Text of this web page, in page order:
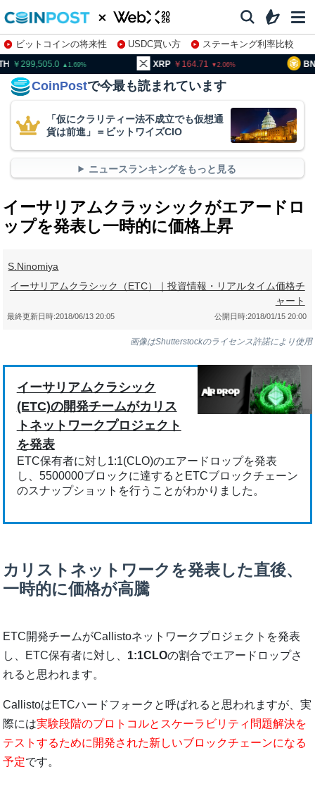
ビットコインの将来性 USDC買い方
ステーキング利率比較
株特集・関連銘柄
1.69 XRP 164.71 2.06 BNB
CoinPostで今最も読まれています
「仮にクラリティー法不成立でも仮想通
貨は前進」＝ビットワイズCIO
ニュースランキングをもっと見る
イーサリアムクラッシックがエアードロ
ップを発表し一時的に価格上昇
S.Ninomiya
イーサリアムクラシック（ETC）｜投資情報・リアルタイム価格チ
ャート
公開日時:2018/01/15 20:00
最終更新日時:2018/06/13 20:05
画像はShutterstockのライセンス許諾により使用
イーサリアムクラシック
(ETC)の開発チームがカリス
トネットワークプロジェクト
を発表
ETC保有者に対し1:1(CLO)のエアードロップを発表
し、5500000ブロックに達するとETCブロックチェーン
のスナップショットを行うことがわかりました。
カリストネットワークを発表した直後、
一時的に価格が高騰
ETC開発チームがCallistoネットワークプロジェクトを発表
し、ETC保有者に対し、 1:1CLOの割合でエアードロップさ
れると思われます。
CallistoはETCハードフォークと呼ばれると思われますが、実
際には実験段階のプロトコルとスケーラビリティ問題解決を
テストするために開発された新しいブロックチェーンになる
予定です。